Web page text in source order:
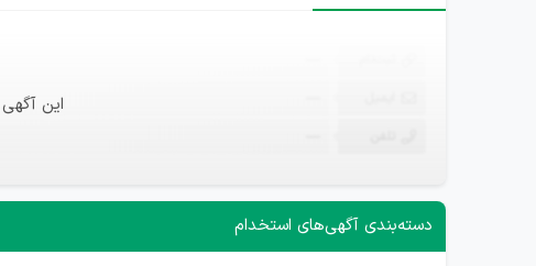
این
دسته‌بندی آگهی‌های استخدام